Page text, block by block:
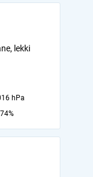
lekki
hPa
74%